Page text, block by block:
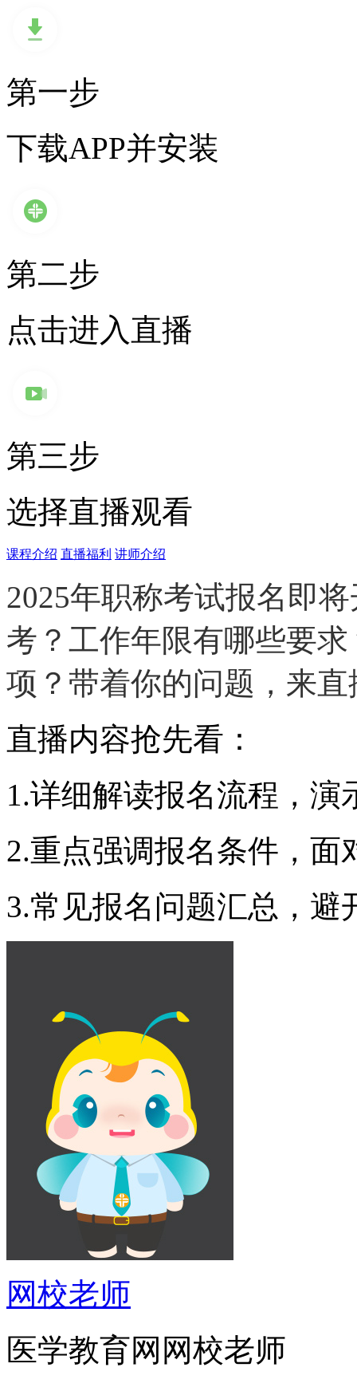
第一步
下载APP并安装
第二步
点击进入直播
第三步
选择直播观看
课程介绍 直播福利 讲师介绍
2025年职称考试报名即
考？工作年限有哪些要
项？带着你的问题，来
直播内容抢先看：
1.详细解读报名流程，演
2.重点强调报名条件，面
3.常见报名问题汇总，避
网校老师
医学教育网网校老师